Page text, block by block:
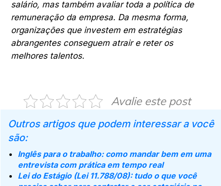
salário, mas também avaliar toda a política de
remuneração da empresa. Da mesma forma,
organizações que investem em estratégias
abrangentes conseguem atrair e reter os
melhores talentos.
Avalie este post
Outros artigos que podem interessar a você
são:
Inglês para o trabalho: como mandar bem em uma
entrevista com prática em tempo real
Lei do Estágio (Lei 11.788/08): tudo o que você